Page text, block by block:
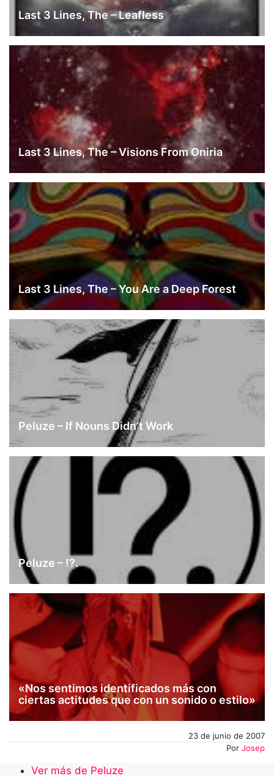
Last 3 Lines, The – Leafless
Last 3 Lines, The – Visions From Oniria
Last 3 Lines, The – You Are a Deep Forest
Peluze – If Nouns Didn’t Work
Peluze – !?.
«Nos sentimos identificados más con
ciertas actitudes que con un sonido o estilo»
23 de junio de 2007
Por Josep
Ver más de Peluze